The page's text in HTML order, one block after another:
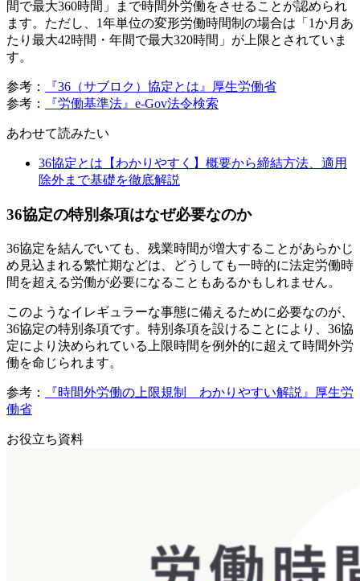
間で最大360時間」まで時間外労働をさせることが認められ
ます。ただし、1年単位の変形労働時間制の場合は「1か月あ
たり最大42時間・年間で最大320時間」が上限とされていま
す。
参考：
『36（サブロク）協定とは』厚生労働省
参考：
『労働基準法』e-Gov法令検索
あわせて読みたい
36協定とは【わかりやすく】概要から締結方法、適用
除外まで基礎を徹底解説
36協定の特別条項はなぜ必要なのか
36協定を結んでいても、残業時間が増大することがあらかじ
め見込まれる繁忙期などは、どうしても一時的に法定労働時
間を超える労働が必要になることもあるかもしれません。
このようなイレギュラーな事態に備えるために必要なのが、
36協定の特別条項です。特別条項を設けることにより、36協
定により決められている上限時間を例外的に超えて時間外労
働を命じられます。
参考：
『時間外労働の上限規制 わかりやすい解説』厚生労
働省
お役立ち資料